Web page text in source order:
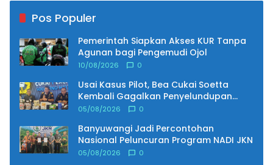
Pos Populer
Pemerintah Siapkan Akses KUR Tanpa
Agunan bagi Pengemudi Ojol
10/08/2026 0
Usai Kasus Pilot, Bea Cukai Soetta
Kembali Gagalkan Penyelundupan
Narkoba oleh Tiga WN Malaysia
05/08/2026 0
Banyuwangi Jadi Percontohan
Nasional Peluncuran Program NADI JKN
05/08/2026 0